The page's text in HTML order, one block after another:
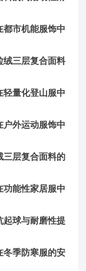
都市机能服饰中
绒三层复合面料
轻量化登山服中
户外运动服饰中
三层复合面料的
功能性家居服中
起球与耐磨性提
冬季防寒服的安